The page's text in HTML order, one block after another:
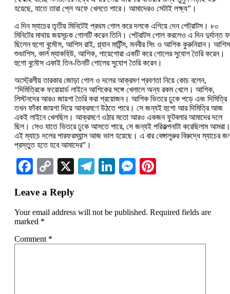
হয়েছে, যাতে তারা প্লে অফে খেলতে পারে। আমাদেরও সেটাই লক্ষ্য”।
এ দিন ম্যাচের তৃতীয় মিনিটেই প্রথম গোল করে দলকে এগিয়ে দেন পেট্রাটস। ৮০
মিনিটের মাথায় জয়সূচক গোলটি করেন তিনি। পেট্রাটস গোল করলেও এ দিন দুর্দান্ত
ছিলেন হুগো বুমৌস, আশিস রাই, গ্ল্যান মার্টিন্স, মনবীর সিং ও আশিক কুরুনিয়ান।
শুভাশিস, কার্ল ম্যাকহিউ, আশিক, গায়েগোরা একটি করে গোলের সুযোগ তৈরি করেন।
হুগো বুমৌস একাই তিন-তিনটি গোলের সুযোগ তৈরি করেন।
অস্ট্রেলীয় তারকার জোড়া গোল ও দলের আক্রমণ প্রবণতা নিয়ে কোচ বলেন,
“দিমিত্রিকে ফরোয়ার্ড লাইনে আশিকের সঙ্গে খেলালে অন্য রকম খেলে। আশিক,
লিস্টনদের আরও জায়গা তৈরি করা প্রয়োজন। আশিক ভিতরে ঢুকে পড়ে এবং দিমিত্রি
তখন ফাঁকা জায়গা দিয়ে আক্রমণে উঠতে পারে। সে জন্যই হুগো আর দিমিত্রি আজ
একই লাইনে খেলছিল। আক্রমণে ওঠার মতো আরও একজন ফুটবলার আমাদের দলে
ছিল। সেও যাতে ভিতরে ঢুকে আসতে পারে, সে জন্যই পরিকল্পনাটা করেছিলাম আমরা।
এই ম্যাচে দলের পারফরম্যান্স আজ ভাল হয়েছে। এ বার বেঙ্গালুরুর বিরুদ্ধে ম্যাচের
প্রস্তুত হতে হবে আমাদের”।
Facebook
Copy
X Telegram
LinkedIn
Messenger
Leave a Reply
Your email address will not be published. Required fields are
marked *
Comment *